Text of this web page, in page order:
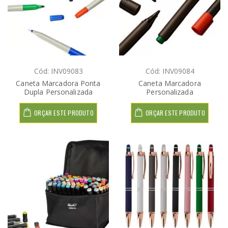
Cód: INV09083
Caneta Marcadora Ponta
Dupla Personalizada
ORÇAR ESTE PRODUTO
Cód: INV09084
Caneta Marcadora
Personalizada
ORÇAR ESTE PRODUTO